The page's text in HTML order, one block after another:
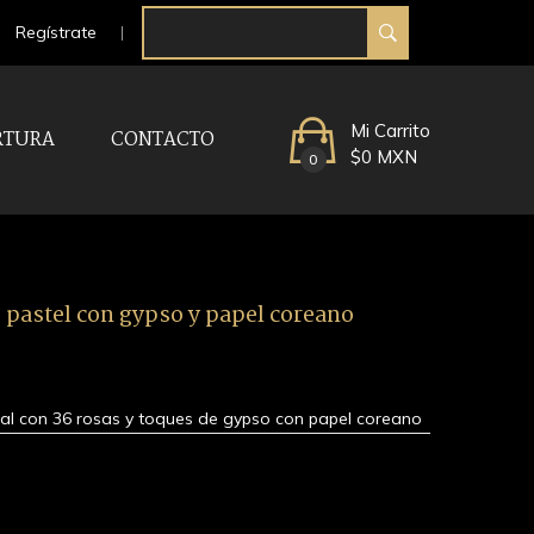
Regístrate
CONTACTO
0
Mi Carrito
$0 MXN
con gypso y papel coreano
con 36 rosas y toques de gypso con papel coreano